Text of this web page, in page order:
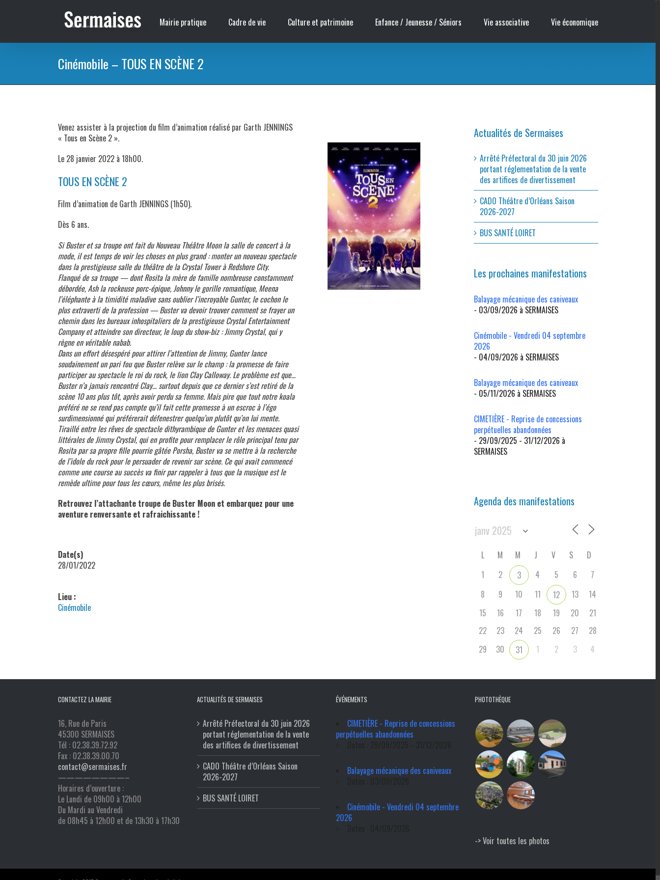
Mairie pratique Cadre de vie Culture et patrimoine Enfance / Jeunesse / Séniors Vie associative Vie économique
Cinémobile – TOUS EN SCÈNE 2
Venez assister à la projection du film d’animation réalisé par Garth JENNINGS
« Tous en Scène 2 ».
Le 28 janvier 2022 à 18h00.
TOUS EN SCÈNE 2
Film d’animation de Garth JENNINGS (1h50).
Dès 6 ans.
Si Buster et sa troupe ont fait du Nouveau Théâtre Moon la salle de concert à la
mode, il est temps de voir les choses en plus grand : monter un nouveau spectacle
dans la prestigieuse salle du théâtre de la Crystal Tower à Redshore City.
Flanqué de sa troupe — dont Rosita la mère de famille nombreuse constamment
débordée, Ash la rockeuse porc-épique, Johnny le gorille romantique, Meena
l’éléphante à la timidité maladive sans oublier l’incroyable Gunter, le cochon le
plus extraverti de la profession — Buster va devoir trouver comment se frayer un
chemin dans les bureaux inhospitaliers de la prestigieuse Crystal Entertainment
Company et atteindre son directeur, le loup du show-biz : Jimmy Crystal, qui y
règne en véritable nabab.
Dans un effort désespéré pour attirer l’attention de Jimmy, Gunter lance
soudainement un pari fou que Buster relève sur le champ : la promesse de faire
participer au spectacle le roi du rock, le lion Clay Calloway. Le problème est que…
Buster n’a jamais rencontré Clay… surtout depuis que ce dernier s’est retiré de la
scène 10 ans plus tôt, après avoir perdu sa femme. Mais pire que tout notre koala
préféré ne se rend pas compte qu’il fait cette promesse à un escroc à l’égo
surdimensionné qui préférerait défenestrer quelqu’un plutôt qu’on lui mente.
Tiraillé entre les rêves de spectacle dithyrambique de Gunter et les menaces quasi
littérales de Jimmy Crystal, qui en profite pour remplacer le rôle principal tenu par
Rosita par sa propre fille pourrie gâtée Porsha, Buster va se mettre à la recherche
de l’idole du rock pour le persuader de revenir sur scène. Ce qui avait commencé
comme une course au succès va finir par rappeler à tous que la musique est le
remède ultime pour tous les cœurs, même les plus brisés.
Retrouvez l’attachante troupe de Buster Moon et embarquez pour une
aventure renversante et rafraichissante !
Date(s)
28/01/2022
Lieu :
Cinémobile
Actualités de Sermaises
Arrêté Préfectoral du 30 juin 2026
portant réglementation de la vente
des artifices de divertissement
CADO Théâtre d’Orléans Saison
2026-2027
BUS SANTÉ LOIRET
Les prochaines manifestations
Balayage mécanique des caniveaux
- 03/09/2026 à SERMAISES
Cinémobile - Vendredi 04 septembre
2026
- 04/09/2026 à SERMAISES
Balayage mécanique des caniveaux
- 05/11/2026 à SERMAISES
CIMETIÈRE - Reprise de concessions
perpétuelles abandonnées
- 29/09/2025 - 31/12/2026 à
SERMAISES
Agenda des manifestations
L M M J V S
D
1
2 3 4 5 6
7
8
9 10 11 12 13
14
15
16 17 18 19 20
21
22
23 24 25 26 27
28
29
30 31 1 2 3 4
CONTACTEZ LA MAIRIE
16, Rue de Paris
45300 SERMAISES
Tél : 02.38.39.72.92
Fax : 02.38.39.00.70
contact@sermaises.fr
————————–
Horaires d’ouverture :
Le Lundi de 09h00 à 12h00
Du Mardi au Vendredi
de 08h45 à 12h00 et de 13h30 à 17h30
ACTUALITÉS DE SERMAISES
Arrêté Préfectoral du 30 juin 2026
portant réglementation de la vente
des artifices de divertissement
CADO Théâtre d’Orléans Saison
2026-2027
BUS SANTÉ LOIRET
ÉVÉNEMENTS
CIMETIÈRE - Reprise de concessions
perpétuelles abandonnées
Balayage mécanique des caniveaux
Cinémobile - Vendredi 04 septembre
2026
PHOTOTHÈQUE
-> Voir toutes les photos